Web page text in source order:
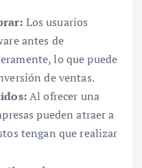
Los usuarios
antes de
lo que puede
de ventas.
Al ofrecer una
pueden atraer a
tengan que realizar